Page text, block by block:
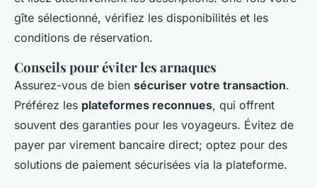
gîte sélectionné, vérifiez les disponibilités et les
conditions de réservation.
Conseils pour éviter les arnaques
Assurez-vous de bien sécuriser votre transaction.
Préférez les plateformes reconnues, qui offrent
souvent des garanties pour les voyageurs. Évitez de
payer par virement bancaire direct; optez pour des
solutions de paiement sécurisées via la plateforme.